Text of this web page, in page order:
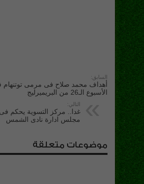
السابق:
أهداف محمد صلاح فى مرمى توتنهام
الأسبوع الـ26 من البريميرليج
التالي:
غدا.. مركز التسوية يحكم
مجلس ادارة نادى الشمس
موضوعات متعلقة